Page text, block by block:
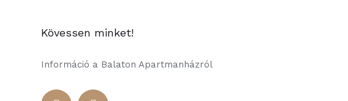
Kövessen minket!
Információ a Balaton Apartmanházról